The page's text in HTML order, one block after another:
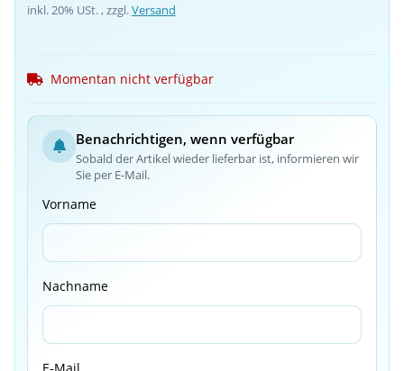
inkl. 20% USt. , zzgl.Versand
Momentan nicht verfügbar
Benachrichtigen, wenn verfügbar
Sobald der Artikel wieder lieferbar ist, informieren wir
Sie per E-Mail.
Vorname
Nachname